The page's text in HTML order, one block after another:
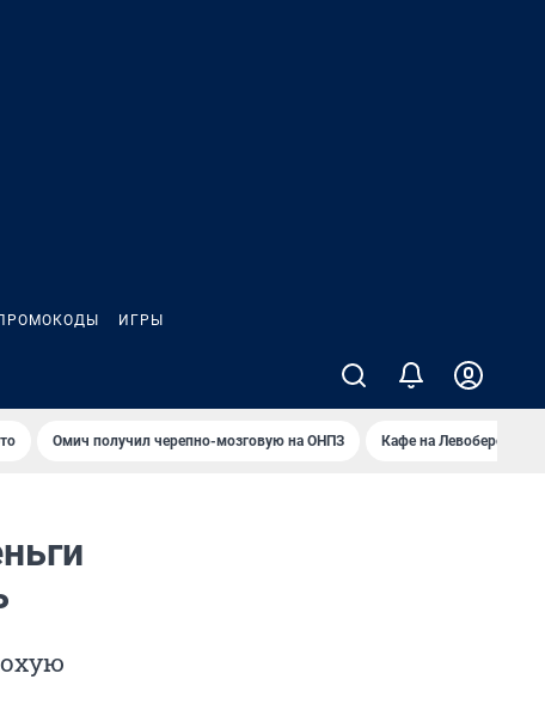
ИГРЫ
Омич получил черепно-мозговую на ОНПЗ Кафе на Левобережье